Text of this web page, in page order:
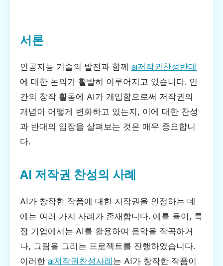
서론
인공지능 기술의 발전과 함께 ai저작권찬성반대
에 대한 논의가 활발히 이루어지고 있습니다. 인
간의 창작 활동에 AI가 개입함으로써 저작권의
개념이 어떻게 변화하고 있는지, 이에 대한 찬성
과 반대의 입장을 살펴보는 것은 매우 중요합니
다.
AI 저작권 찬성의 사례
AI가 창작한 작품에 대한 저작권을 인정하는 데
에는 여러 가지 사례가 존재합니다. 예를 들어, 특
정 기업에서는 AI를 활용하여 음악을 작곡하거
나, 그림을 그리는 프로젝트를 진행하였습니다.
이러한 ai저작권찬성사례는 AI가 창작한 작품이